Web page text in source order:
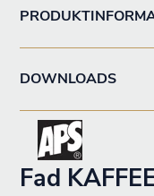
DOWNLOADS
Fad